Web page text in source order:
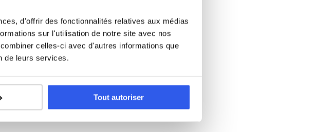
d'offrir des fonctionnalités relatives aux médias
sur l'utilisation de notre site avec nos
celles-ci avec d'autres informations que
de leurs services.
Tout autoriser